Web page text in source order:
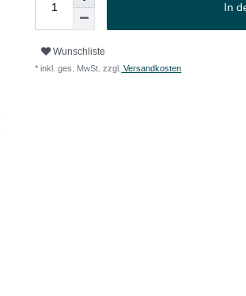
In
Wunschliste
* inkl. ges. MwSt. zzgl. Versandkosten